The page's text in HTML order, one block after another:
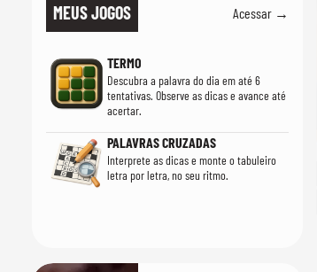
MEUS JOGOS Acessar →
TERMO
Descubra a palavra do dia em até 6
tentativas. Observe as dicas e avance até
acertar.
PALAVRAS CRUZADAS
Interprete as dicas e monte o tabuleiro
letra por letra, no seu ritmo.